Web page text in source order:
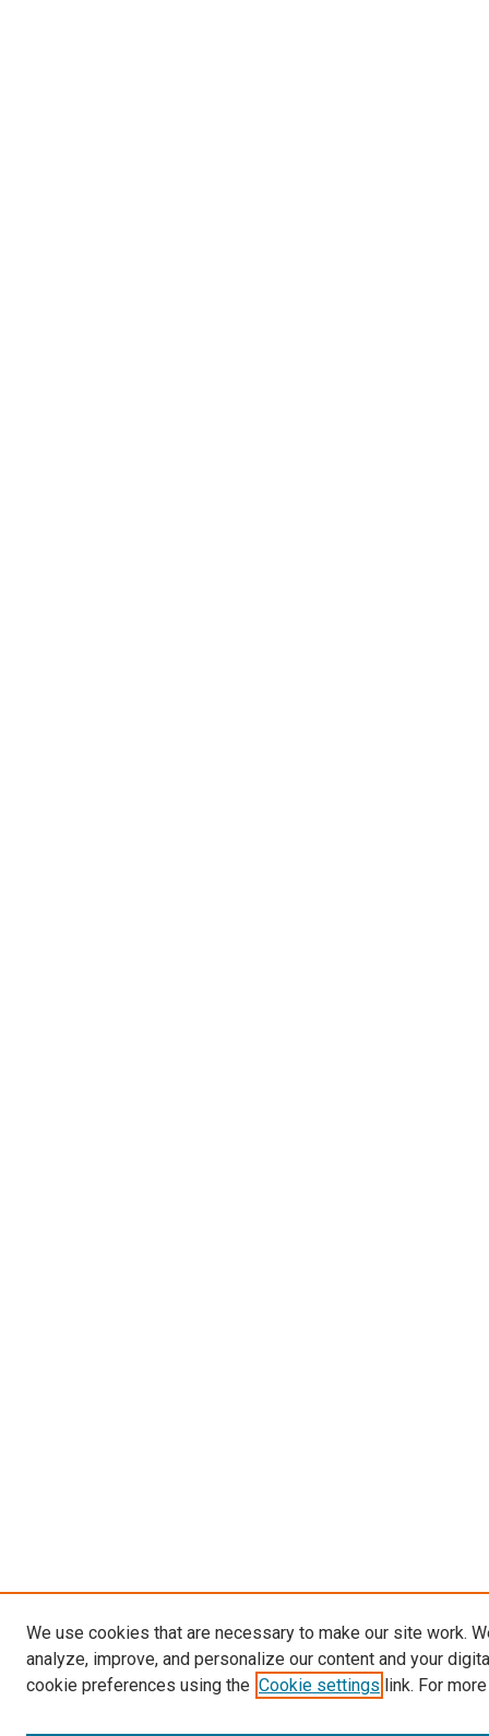
We use cookies that are necessary to make our site work.
analyze, improve, and personalize our content and your
cookie preferences using the Cookie settings link. For